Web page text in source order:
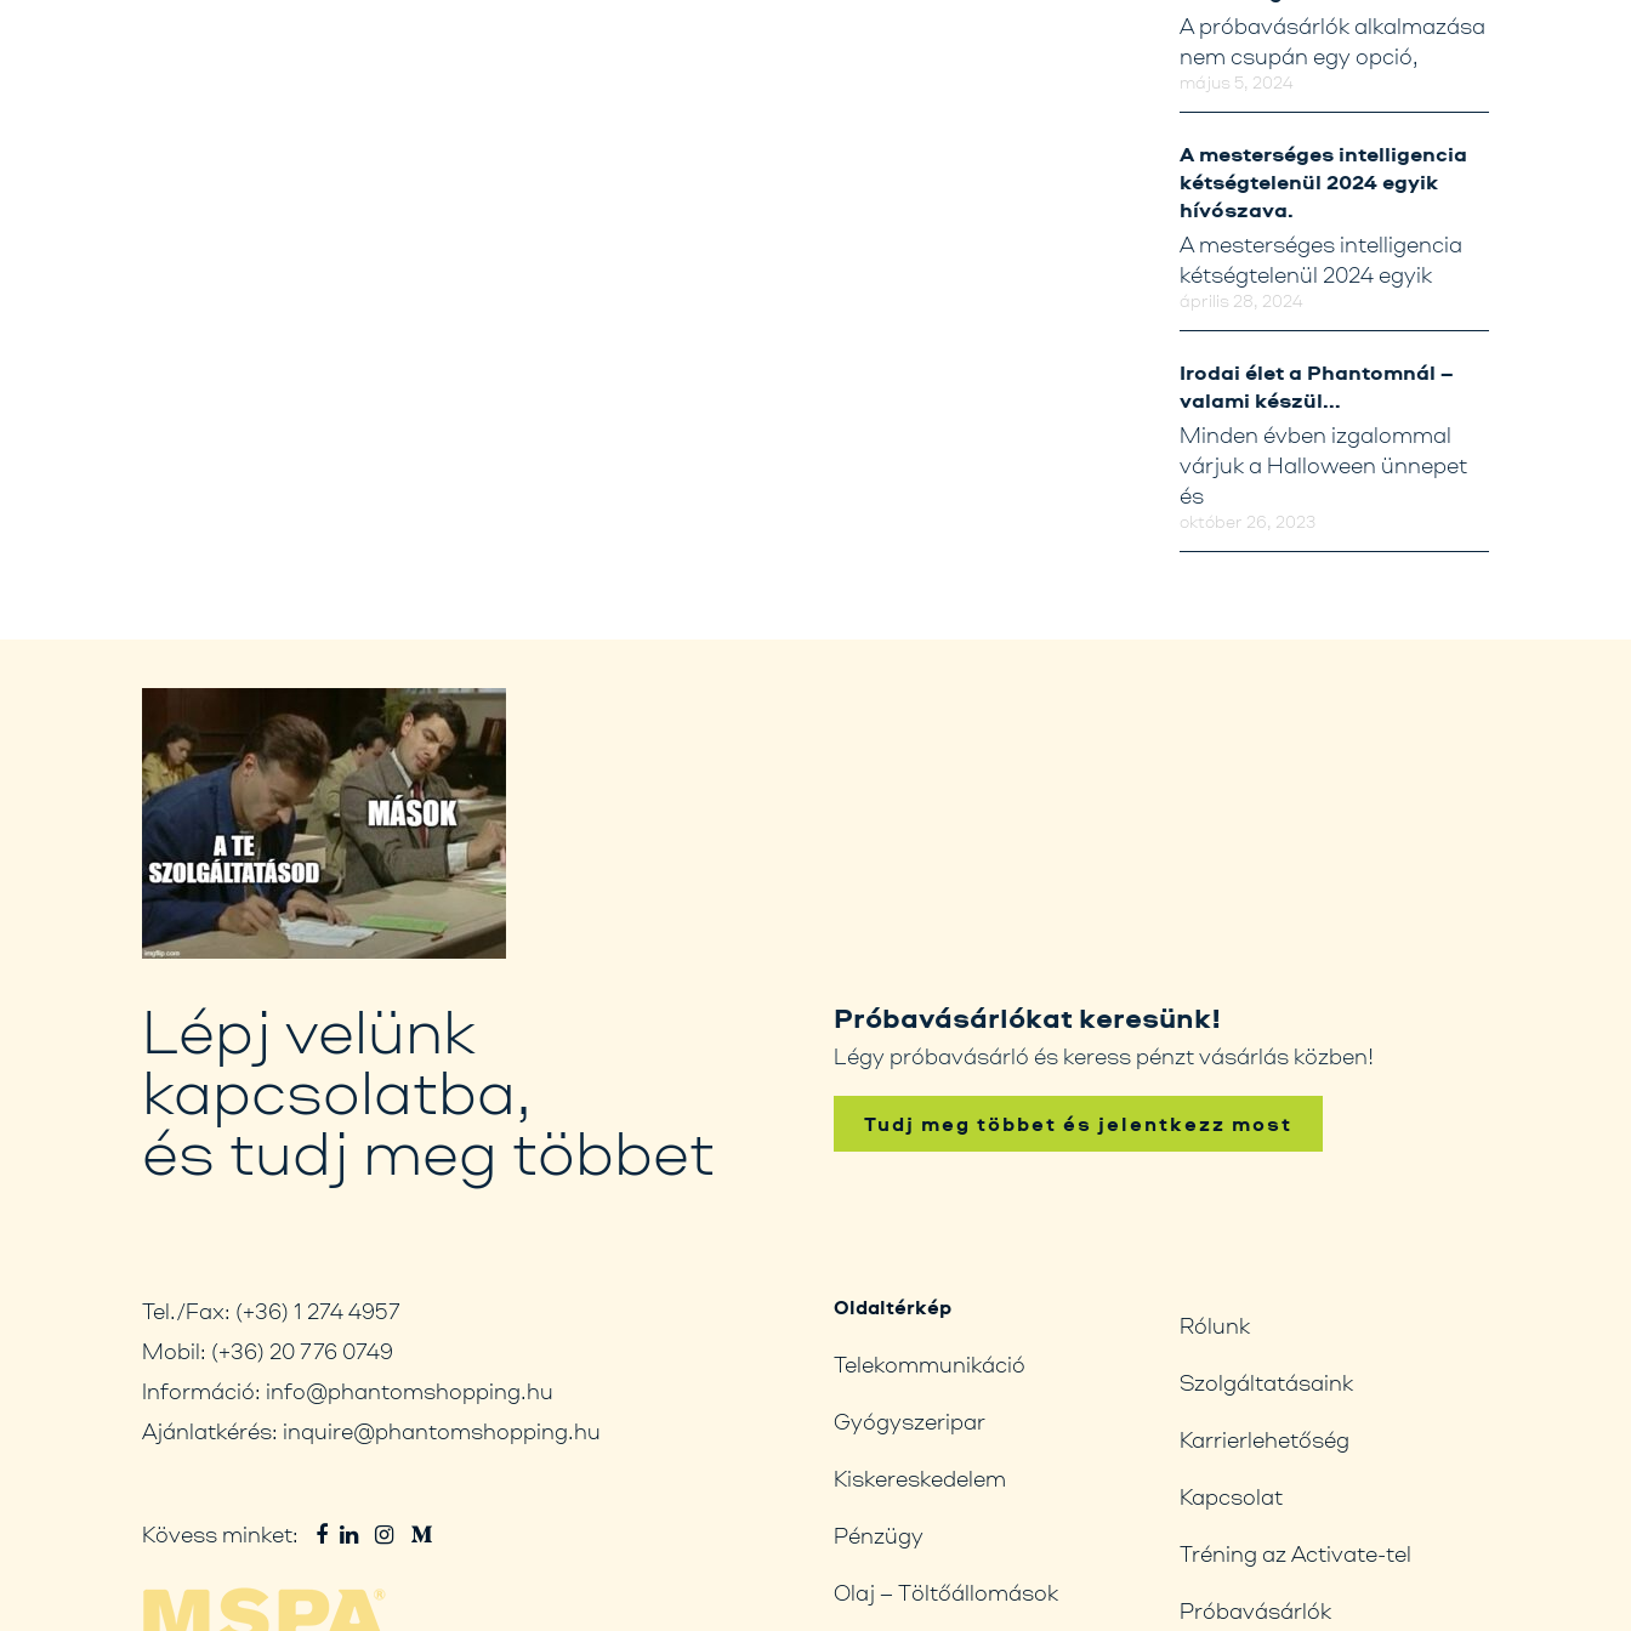
május 5, 2024
A próbavásárlók alkalmazása
nem csupán egy opció,
A mesterséges intelligencia
kétségtelenül 2024 egyik
hívószava.
április 28, 2024
A mesterséges intelligencia
kétségtelenül 2024 egyik
Irodai élet a Phantomnál –
valami készül…
október 26, 2023
Minden évben izgalommal
várjuk a Halloween ünnepet
és
Lépj velünk
kapcsolatba,
és tudj meg többet
Próbavásárlókat keresünk!
Légy próbavásárló és keress pénzt vásárlás közben!
Tudj meg többet és jelentkezz most
Tel./Fax: (+36) 1 274 4957
Mobil: (+36) 20 776 0749
Információ: info@phantomshopping.hu
Ajánlatkérés: inquire@phantomshopping.hu
Kövess minket:
Oldaltérkép
Telekommunikáció
Gyógyszeripar
Kiskereskedelem
Pénzügy
Olaj – Töltőállomások
Rólunk
Szolgáltatásaink
Karrierlehetőség
Kapcsolat
Tréning az Activate-tel
Próbavásárlók